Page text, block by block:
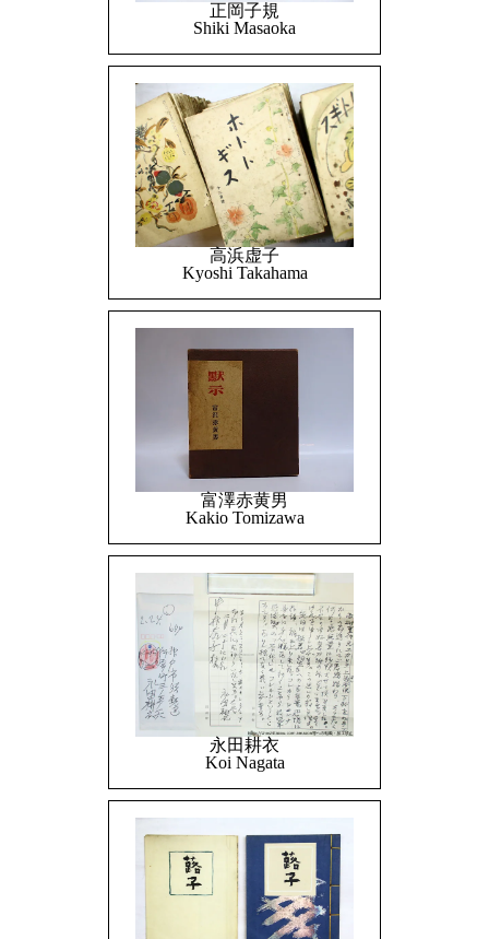
正岡子規
Shiki Masaoka
高浜虚子
Kyoshi Takahama
富澤赤黄男
Kakio Tomizawa
永田耕衣
Koi Nagata